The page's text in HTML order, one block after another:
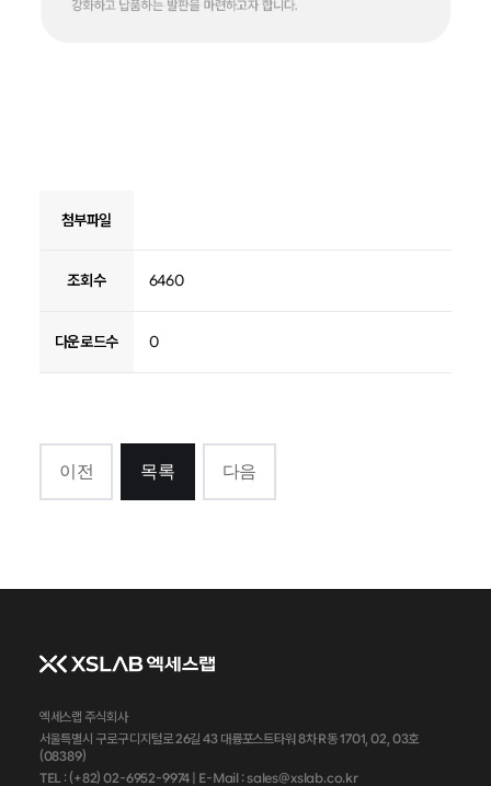
첨부파일
조회수 6460
다운로드수 0
이전 목록 다음
엑세스랩 주식회사
서울특별시 구로구 디지털로 26길 43 대륭포스트타워 8차 R동 1701, 02, 03호
(08389)
TEL : (+82) 02-6952-9974 |
E-Mail : sales@xslab.co.kr